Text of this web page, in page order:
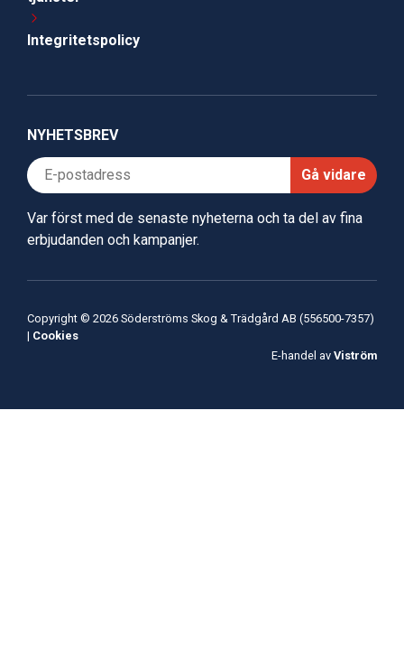
Integritetspolicy
NYHETSBREV
Gå vidare
Var först med de senaste nyheterna och ta del av fina
erbjudanden och kampanjer.
Copyright © 2026 Söderströms Skog & Trädgård AB (556500-7357)
| Cookies
E-handel av Viström